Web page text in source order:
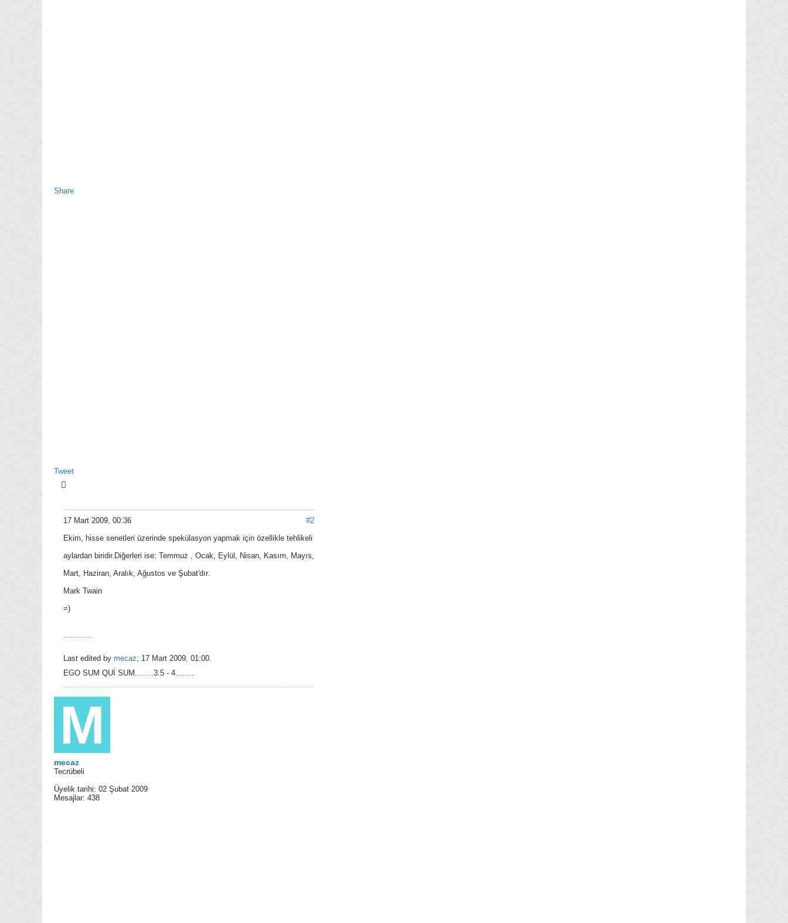
Share
Tweet
#2
17 Mart 2009, 00:36
Ekim, hisse senetleri üzerinde spekülasyon yapmak için özellikle tehlikeli
aylardan biridir.Diğerleri ise: Temmuz , Ocak, Eylül, Nisan, Kasım, Mayıs,
Mart, Haziran, Aralık, Ağustos ve Şubat'dır.
Mark Twain
=)
............
Last edited by mecaz; 17 Mart 2009, 01:00.
EGO SUM QUİ SUM........3.5 - 4........
mecaz
Tecrübeli
Üyelik tarihi: 02 Şubat 2009
Mesajlar: 438